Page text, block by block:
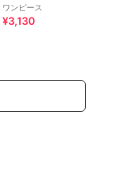
ワンピース
¥3,130